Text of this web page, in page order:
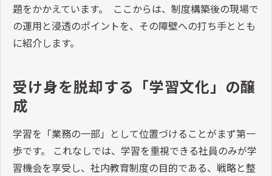
題をかかえています。 ここからは、制度構築後の現場で
の運用と浸透のポイントを、その障壁への打ち手ととも
に紹介します。
受け身を脱却する「学習文化」の醸
成
学習を「業務の一部」として位置づけることがまず第一
歩です。 これなしでは、学習を重視できる社員のみが学
習機会を享受し、社内教育制度の目的である、戦略と整